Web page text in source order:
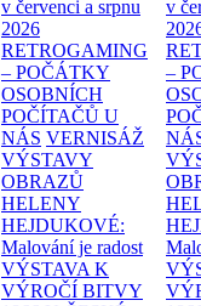
v červenci a srpnu
2026
RETROGAMING
– POČÁTKY
OSOBNÍCH
POČÍTAČŮ U
NÁS VERNISÁŽ
VÝSTAVY
OBRAZŮ
HELENY
HEJDUKOVÉ:
Malování je radost
VÝSTAVA K
VÝROČÍ BITVY
v
–